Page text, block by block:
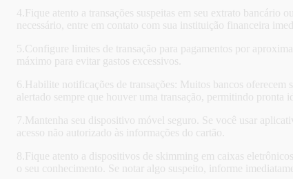
4.Fique atento a transações suspeitas em seu extrato bancário
necessário, entre em contato com sua instituição financeira
5.Configure limites de transação para pagamentos por
máximo para evitar gastos excessivos.
6.Habilite notificações de transações: Muitos bancos oferecem
alertado sempre que houver uma transação, permitindo pronta
7.Mantenha seu dispositivo móvel seguro. Se você usar
acesso não autorizado às informações do cartão.
8.Fique atento a dispositivos de skimming em caixas
o seu conhecimento. Se notar algo suspeito, informe